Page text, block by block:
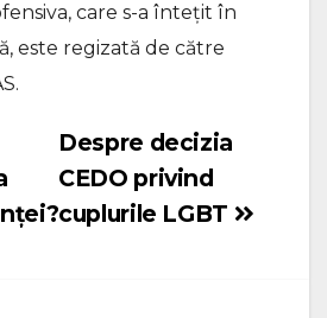
care s-a întețit în
este regizată de către
Despre decizia
CEDO privind
cuplurile LGBT